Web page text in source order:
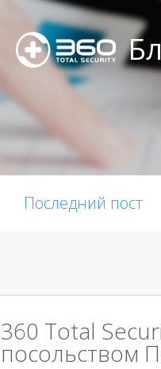
Последний пост
360 Total
посольством